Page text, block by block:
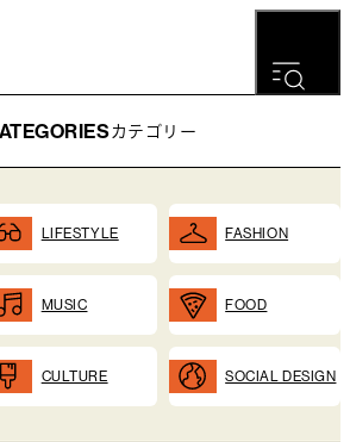
カテゴリー
LIFESTYLE FASHION
MUSIC FOOD
CULTURE SOCIAL DESIGN